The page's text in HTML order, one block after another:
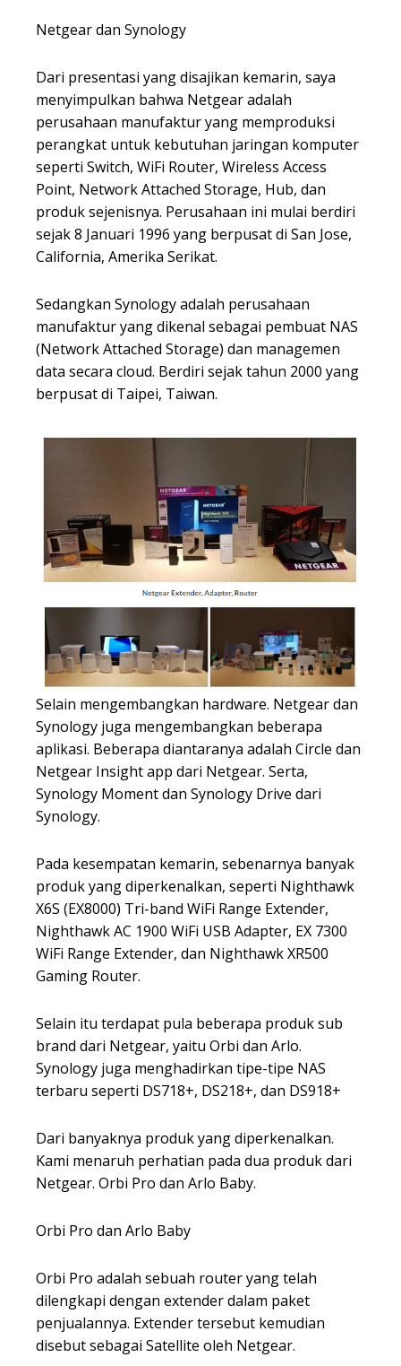
Netgear dan Synology
Dari presentasi yang disajikan kemarin, saya
menyimpulkan bahwa Netgear adalah
perusahaan manufaktur yang memproduksi
perangkat untuk kebutuhan jaringan komputer
seperti Switch, WiFi Router, Wireless Access
Point, Network Attached Storage, Hub, dan
produk sejenisnya. Perusahaan ini mulai berdiri
sejak 8 Januari 1996 yang berpusat di San Jose,
California, Amerika Serikat.
Sedangkan Synology adalah perusahaan
manufaktur yang dikenal sebagai pembuat NAS
(Network Attached Storage) dan managemen
data secara cloud. Berdiri sejak tahun 2000 yang
berpusat di Taipei, Taiwan.
Selain mengembangkan hardware. Netgear dan
Synology juga mengembangkan beberapa
aplikasi. Beberapa diantaranya adalah Circle dan
Netgear Insight app dari Netgear. Serta,
Synology Moment dan Synology Drive dari
Synology.
Pada kesempatan kemarin, sebenarnya banyak
produk yang diperkenalkan, seperti Nighthawk
X6S (EX8000) Tri-band WiFi Range Extender,
Nighthawk AC 1900 WiFi USB Adapter, EX 7300
WiFi Range Extender, dan Nighthawk XR500
Gaming Router.
Selain itu terdapat pula beberapa produk sub
brand dari Netgear, yaitu Orbi dan Arlo.
Synology juga menghadirkan tipe-tipe NAS
terbaru seperti DS718+, DS218+, dan DS918+
Dari banyaknya produk yang diperkenalkan.
Kami menaruh perhatian pada dua produk dari
Netgear. Orbi Pro dan Arlo Baby.
Orbi Pro dan Arlo Baby
Orbi Pro adalah sebuah router yang telah
dilengkapi dengan extender dalam paket
penjualannya. Extender tersebut kemudian
disebut sebagai Satellite oleh Netgear.